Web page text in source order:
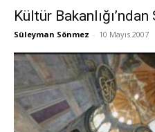
Kültür
Süleyman Sönmez - 10 Mayıs 2007